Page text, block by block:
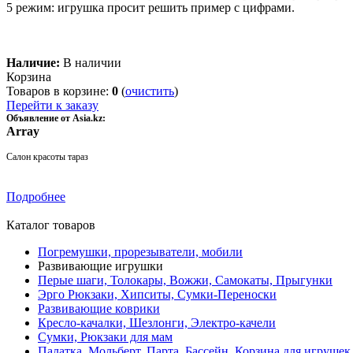
5 режим: игрушка просит решить пример с цифрами.
Наличие: В наличии
Корзина
Товаров в корзине: 0 (очистить)
Перейти к заказу
Объявление от Asia.kz:
Array
Салон красоты тараз
Подробнее
Каталог товаров
Погремушки, прорезыватели, мобили
Развивающие игрушки
Перые шаги, Толокары, Вожжи, Самокаты, Прыгунки
Эрго Рюкзаки, Хипситы, Сумки-Переноски
Развивающие коврики
Кресло-качалки, Шезлонги, Электро-качели
Сумки, Рюкзаки для мам